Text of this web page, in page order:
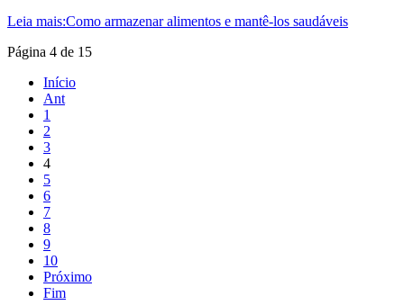
Leia mais:Como armazenar alimentos e mantê-los saudáveis
Página 4 de 15
Início
Ant
1
2
3
4
5
6
7
8
9
10
Próximo
Fim